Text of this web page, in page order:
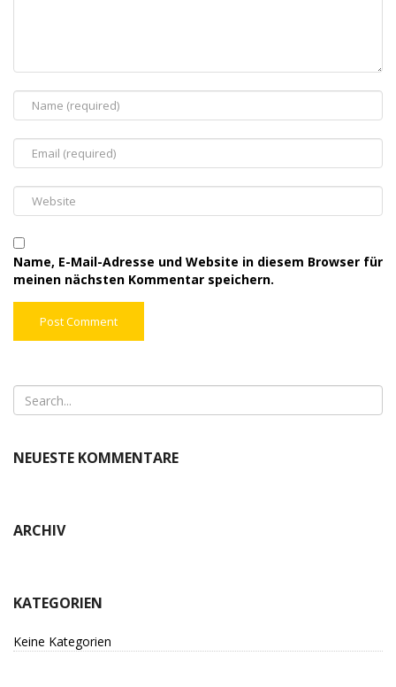
Name, E-Mail-Adresse und Website in diesem Browser für
meinen nächsten Kommentar speichern.
NEUESTE KOMMENTARE
ARCHIV
KATEGORIEN
Keine Kategorien